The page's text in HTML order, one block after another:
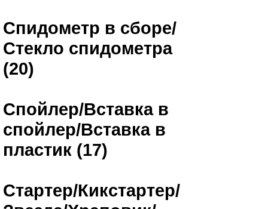
Спидометр в сборе/
Стекло спидометра
(20)
Спойлер/Вставка в
спойлер/Вставка в
пластик (17)
Стартер/Кикстартер/